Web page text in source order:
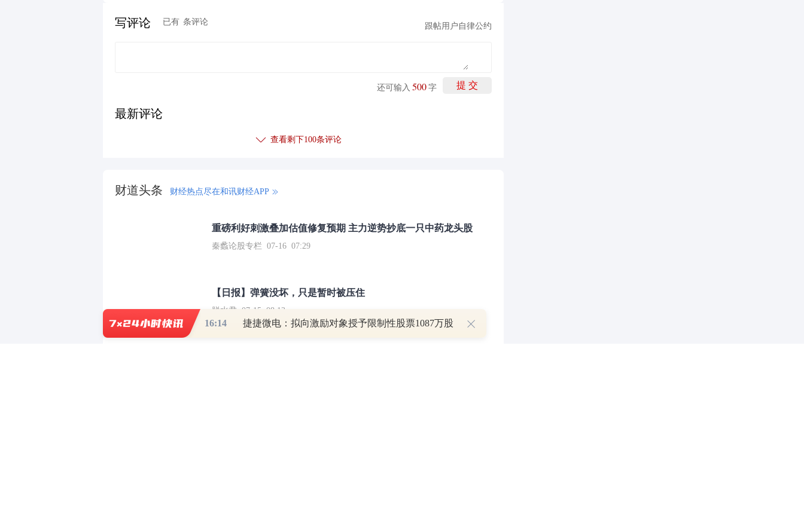
写评论 已有 条评论 跟帖用户自律公约
提 交
还可输入 500 字
最新评论
查看剩下100条评论
财道头条 财经热点尽在和讯财经APP
重磅利好刺激叠加估值修复预期 主力逆势抄底一只中药龙头股
秦蠡论股专栏 07-16 07:29
【日报】弹簧没坏，只是暂时被压住
脱水君 07-15 08:13
16:14 捷捷微电：拟向激励对象授予限制性股票1087万股